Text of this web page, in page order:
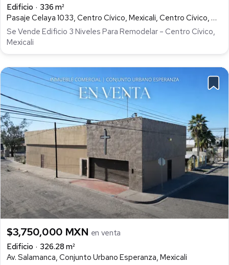
Edificio
336 m²
Pasaje Celaya 1033, Centro Cívico, Mexicali, Centro Cívico, Mexicali
Se Vende Edificio 3 Niveles Para Remodelar – Centro Cívico,
Mexicali
$3,750,000 MXN en venta
Edificio
326.28 m²
Av. Salamanca, Conjunto Urbano Esperanza, Mexicali